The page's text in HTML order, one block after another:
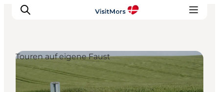
Aktivitäten
Touren auf eigene Faust